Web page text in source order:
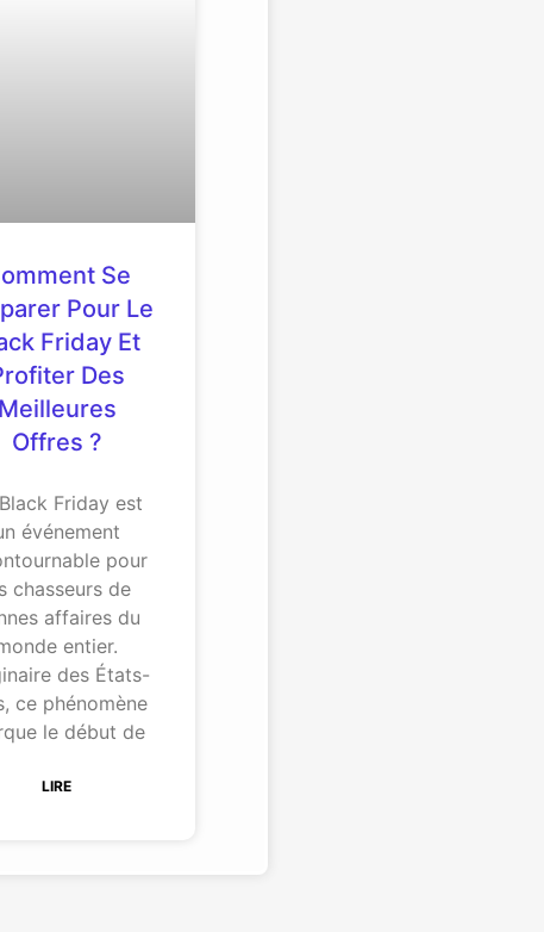
Se
Pour Le
Friday Et
Des
Meilleures
Offres ?
Friday est
événement
pour
chasseurs de
affaires du
entier.
des États-
ce phénomène
le début de
LIRE